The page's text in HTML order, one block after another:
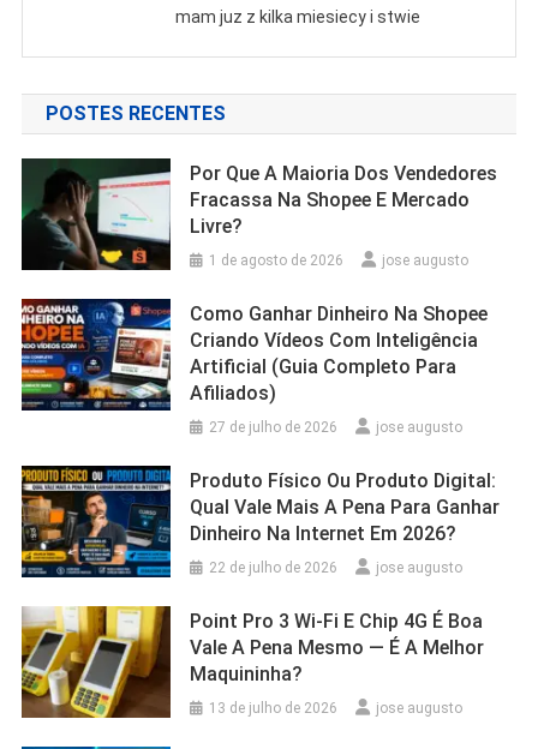
mam juz z kilka miesiecy i stwie
POSTES RECENTES
Por Que A Maioria Dos Vendedores
Fracassa Na Shopee E Mercado
Livre?
1 de agosto de 2026 jose augusto
Como Ganhar Dinheiro Na Shopee
Criando Vídeos Com Inteligência
Artificial (Guia Completo Para
Afiliados)
27 de julho de 2026 jose augusto
Produto Físico Ou Produto Digital:
Qual Vale Mais A Pena Para Ganhar
Dinheiro Na Internet Em 2026?
22 de julho de 2026 jose augusto
Point Pro 3 Wi‑Fi E Chip 4G É Boa
Vale A Pena Mesmo — É A Melhor
Maquininha?
13 de julho de 2026 jose augusto